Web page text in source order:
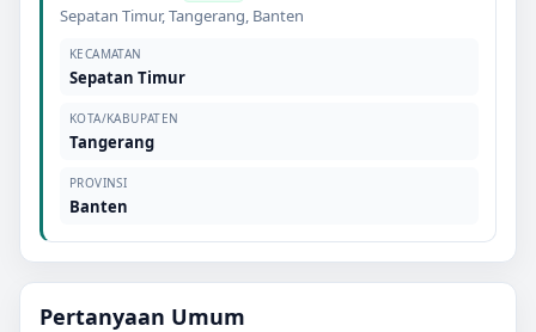
Sepatan Timur,Tangerang, Banten
KECAMATAN
Sepatan Timur
KOTA/KABUPATEN
Tangerang
PROVINSI
Banten
Pertanyaan Umum